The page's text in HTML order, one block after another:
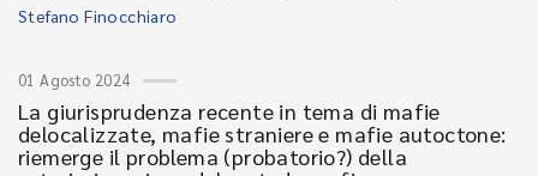
Stefano Finocchiaro
01 Agosto 2024
La giurisprudenza recente in tema di mafie
delocalizzate, mafie straniere e mafie autoctone:
riemerge il problema (probatorio?) della